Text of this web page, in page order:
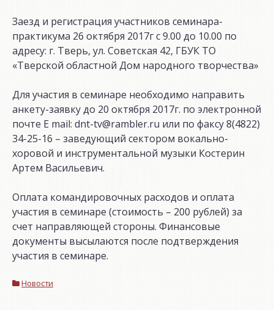
Заезд и регистрация участников семинара-
практикума 26 октября 2017г с 9.00 до 10.00 по
адресу: г. Тверь, ул. Советская 42, ГБУК ТО
«Тверской областной Дом народного творчества»
Для участия в семинаре необходимо направить
анкету-заявку до 20 октября 2017г. по электронной
почте E mail: dnt-tv@rambler.ru или по факсу 8(4822)
34-25-16 – заведующий сектором вокально-
хоровой и инструментальной музыки Костерин
Артем Васильевич.
Оплата командировочных расходов и оплата
участия в семинаре (стоимость – 200 рублей) за
счет направляющей стороны. Финансовые
документы высылаются после подтверждения
участия в семинаре.
Новости